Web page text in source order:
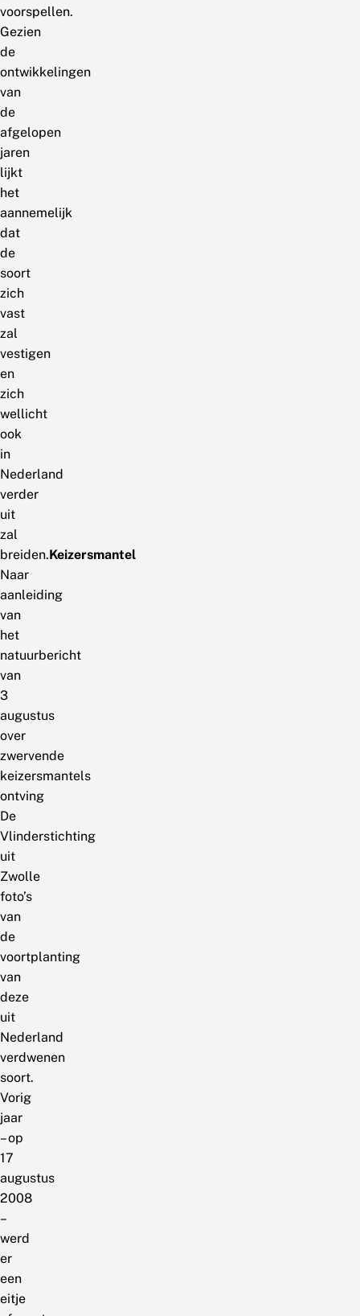
voorspellen.
Gezien
de
ontwikkelingen
van
de
afgelopen
jaren
lijkt
het
aannemelijk
dat
de
soort
zich
vast
zal
vestigen
en
zich
wellicht
ook
in
Nederland
verder
uit
zal
breiden.Keizersmantel
Naar
aanleiding
van
het
natuurbericht
van
3
augustus
over
zwervende
keizersmantels
ontving
De
Vlinderstichting
uit
Zwolle
foto’s
van
de
voortplanting
van
deze
uit
Nederland
verdwenen
soort.
Vorig
jaar
– op
17
augustus
2008
–
werd
er
een
eitje